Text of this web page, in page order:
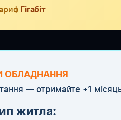
Гігабіт
ОБЛАДНАННЯ
— отримайте +1
житла: